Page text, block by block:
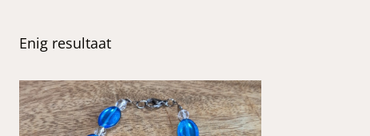
Enig resultaat